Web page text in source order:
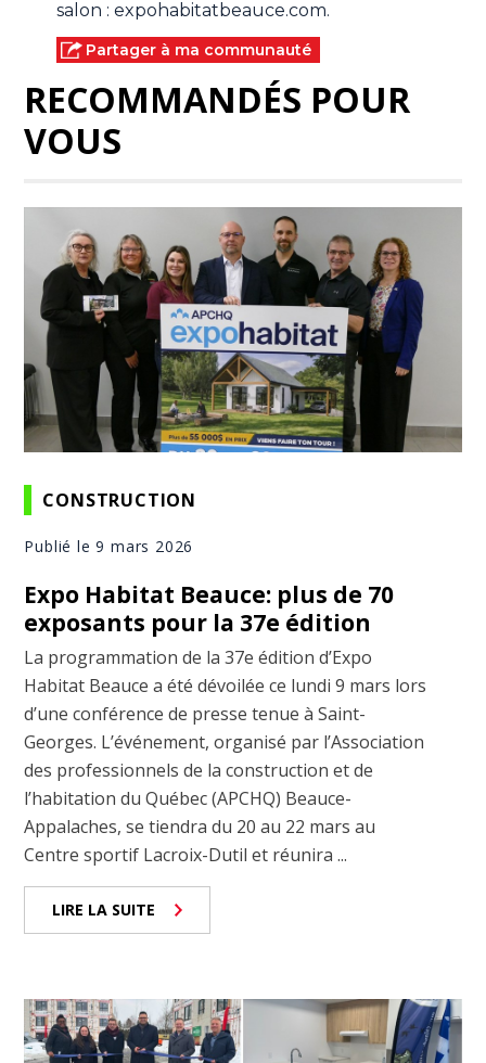
salon : expohabitatbeauce.com.
Partager à ma communauté
RECOMMANDÉS POUR
VOUS
CONSTRUCTION
Publié le 9 mars 2026
Expo Habitat Beauce: plus de 70
exposants pour la 37e édition
La programmation de la 37e édition d’Expo
Habitat Beauce a été dévoilée ce lundi 9 mars lors
d’une conférence de presse tenue à Saint-
Georges. L’événement, organisé par l’Association
des professionnels de la construction et de
l’habitation du Québec (APCHQ) Beauce-
Appalaches, se tiendra du 20 au 22 mars au
Centre sportif Lacroix-Dutil et réunira ...
LIRE LA SUITE